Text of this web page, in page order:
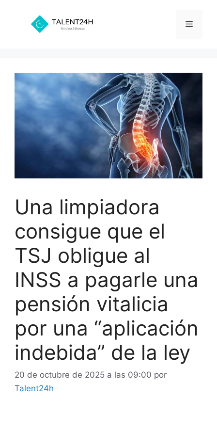
contenido
Menú
Una limpiadora
consigue que el
TSJ obligue al
INSS a pagarle una
pensión vitalicia
por una “aplicación
indebida” de la ley
20 de octubre de 2025 a las 09:00 por
Talent24h